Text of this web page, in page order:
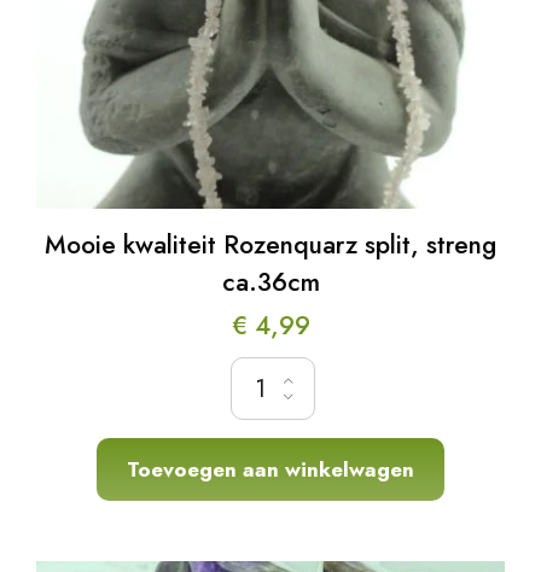
Mooie kwaliteit Rozenquarz split, streng
ca.36cm
€ 4,99
Mooie kwaliteit Rozenquarz split, streng
Toevoegen aan winkelwagen